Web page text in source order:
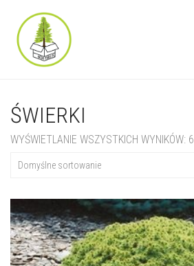
ŚWIERKI
WYŚWIETLANIE WSZYSTKICH WYNIKÓW: 6
Domyślne sortowanie